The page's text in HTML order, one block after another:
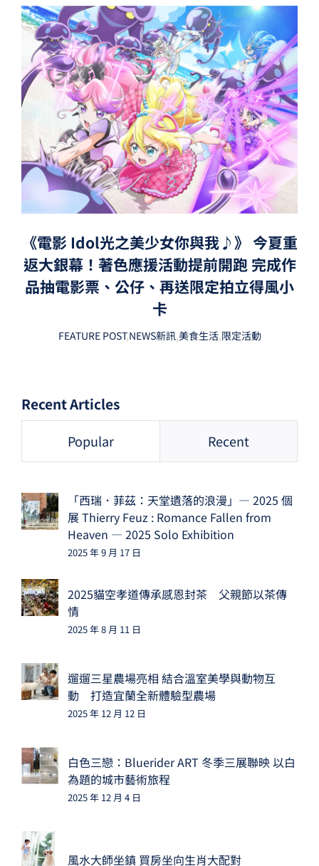
《電影 Idol光之美少女你與我♪》 今夏重
返大銀幕！著色應援活動提前開跑 完成作
品抽電影票、公仔、再送限定拍立得風小
卡
FEATURE POST,NEWS新訊,美食生活,限定活動
Recent Articles
Popular Recent
「西瑞．菲茲：天堂遺落的浪漫」— 2025 個
展 Thierry Feuz : Romance Fallen from
Heaven — 2025 Solo Exhibition
2025 年 9 月 17 日
2025貓空孝道傳承感恩封茶 父親節以茶傳
情
2025 年 8 月 11 日
遛遛三星農場亮相 結合溫室美學與動物互
動 打造宜蘭全新體驗型農場
2025 年 12 月 12 日
白色三戀：Bluerider ART 冬季三展聯映 以白
為題的城市藝術旅程
2025 年 12 月 4 日
風水大師坐鎮 買房坐向生肖大配對